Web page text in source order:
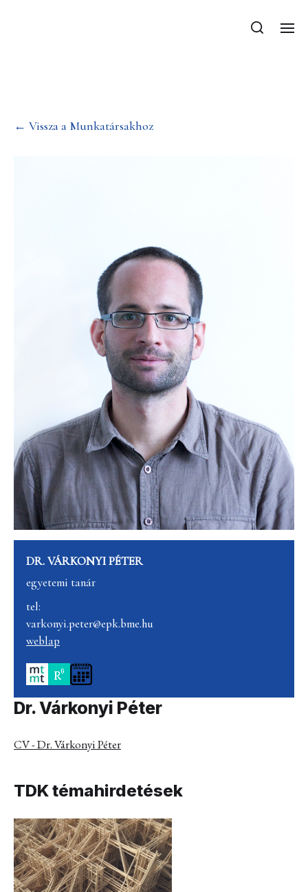
← Vissza a Munkatársakhoz
DR. VÁRKONYI PÉTER
egyetemi tanár
tel:
varkonyi.peter@epk.bme.hu
weblap
Dr. Várkonyi Péter
CV - Dr. Várkonyi Péter
TDK témahirdetések